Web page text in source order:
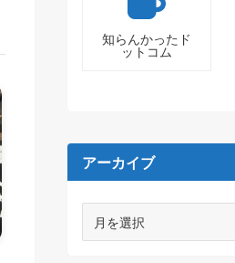
知らんかったド
ットコム
アーカイブ